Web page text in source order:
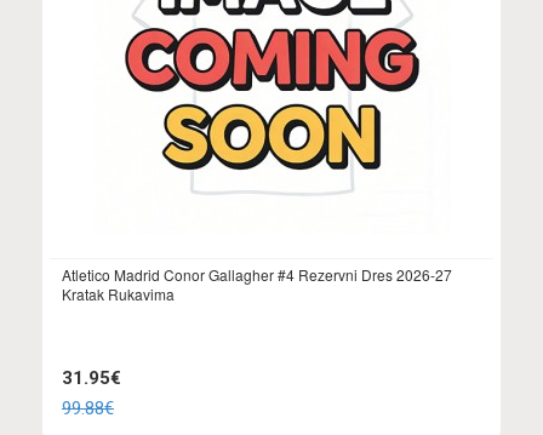
Atletico Madrid Conor Gallagher #4 Rezervni Dres 2026-27
Kratak Rukavima
31.95€
99.88€